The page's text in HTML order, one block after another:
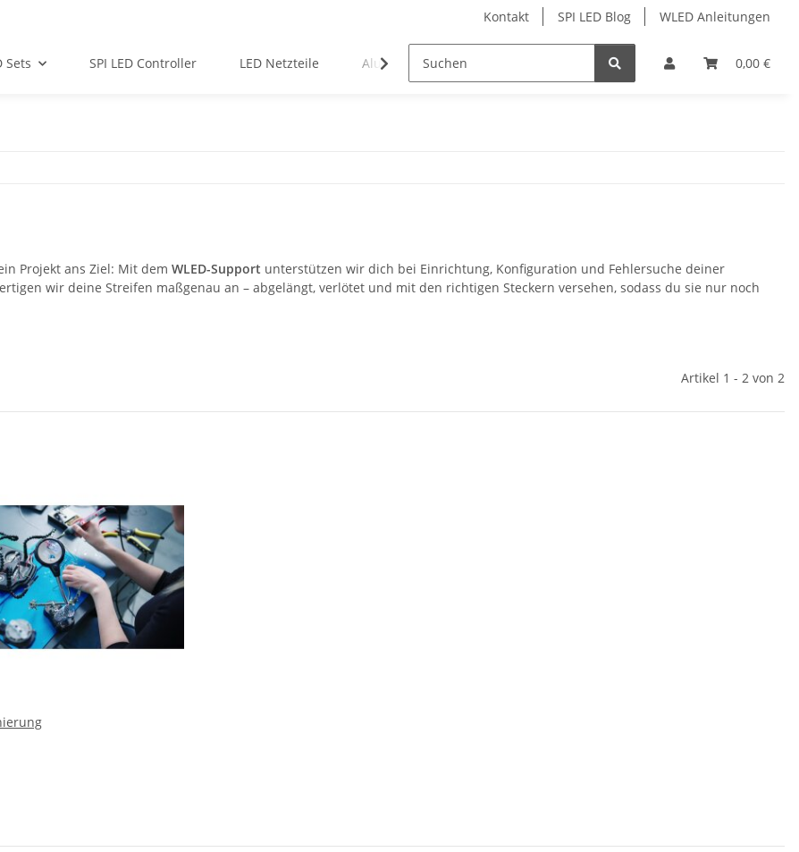
Kontakt SPI LED Blog WLED Anleitungen
0,00 €
Sets SPI LED Controller LED Netzteile Alu-Profile Zubehör
Projekt ans Ziel: Mit dem WLED-Support unterstützen wir dich bei Einrichtung, Konfiguration und Fehlersuche deiner
wir deine Streifen maßgenau an – abgelängt, verlötet und mit den richtigen Steckern versehen, sodass du sie nur noch
Artikel 1 - 2 von 2